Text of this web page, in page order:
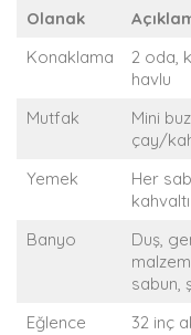
Olanak
Konaklama
2 oda,
havlu
Mutfak
Mini
çay/
Yemek
Her
kahvaltı
Banyo
Duş,
sabun,
Eğlence
32 inç